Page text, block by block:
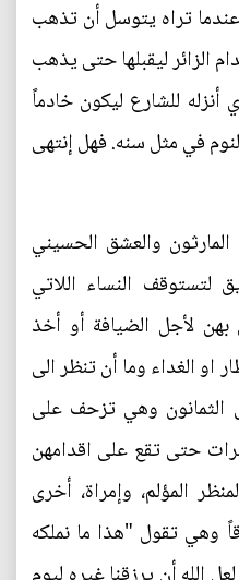
تراه يتوسل أن تذهب
الزائر ليقبلها حتى يذهب
للشارع ليكون خادماً
في مثل سنه. فهل إنتهى
والعشق الحسيني
النساء اللاتي
لأجل الضيافة أو أخذ
او الغداء وما أن تنظر الى
الثمانون وهي تزحف على
حتى تقع على اقدامهن
المؤلم، وإمراة، أخرى
وهي تقول "هذا ما نملكه